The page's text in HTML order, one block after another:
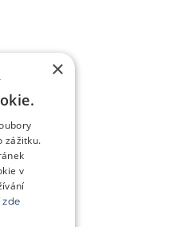
×
zážitku.
v